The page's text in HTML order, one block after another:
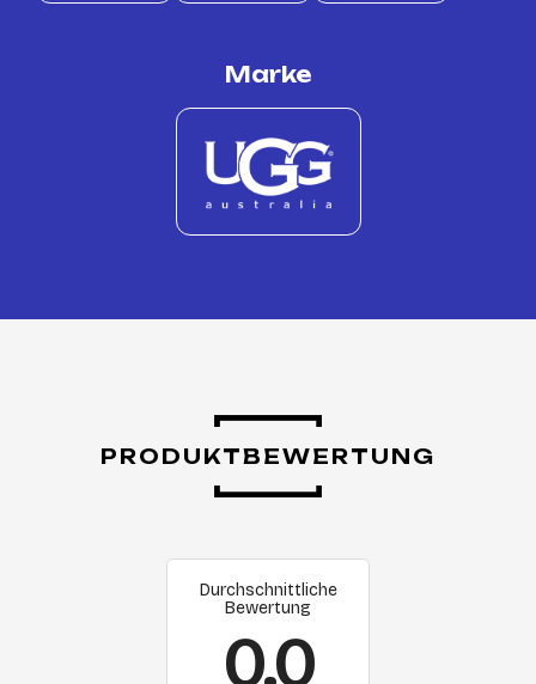
Marke
PRODUKTBEWERTUNG
Durchschnittliche
Bewertung
0.0